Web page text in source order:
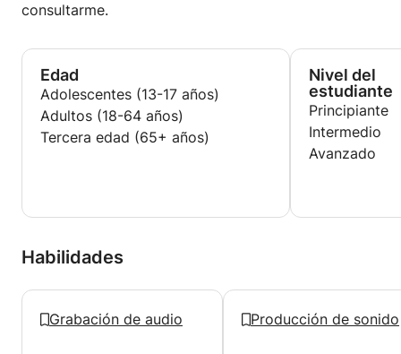
consultarme.
Edad
Adolescentes (13-17 años)
Adultos (18-64 años)
Tercera edad (65+ años)
Nivel del
estudiante
Principiante
Intermedio
Avanzado
Habilidades
Grabación de audio Producción de sonido